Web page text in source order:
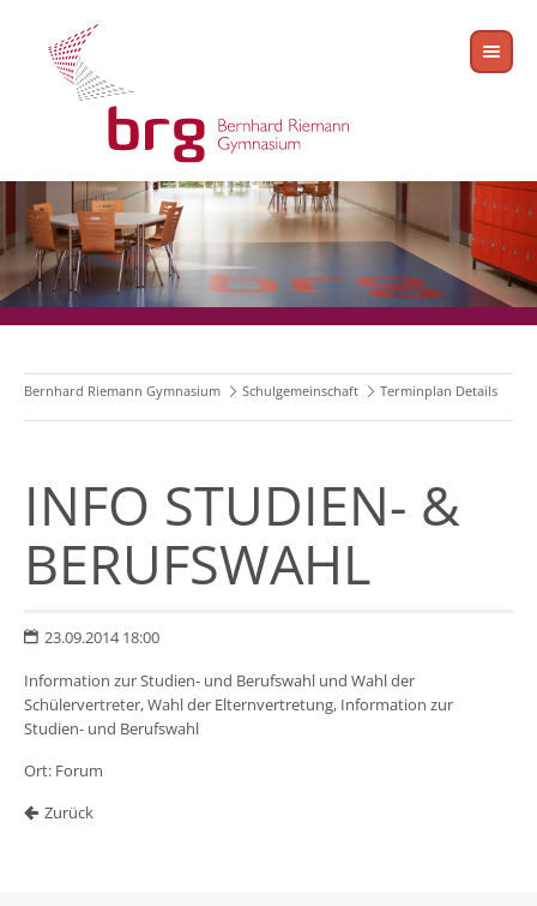
Bernhard Riemann Gymnasium Schulgemeinschaft Terminplan Details
INFO STUDIEN- &
BERUFSWAHL
23.09.2014 18:00
Information zur Studien- und Berufswahl und Wahl der
Schülervertreter, Wahl der Elternvertretung, Information zur
Studien- und Berufswahl
Ort: Forum
Zurück